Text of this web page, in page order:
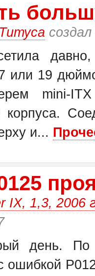
или 19
mini-
корпуса.
и...
IX, 1,3, 2006
день. По
ошибкой